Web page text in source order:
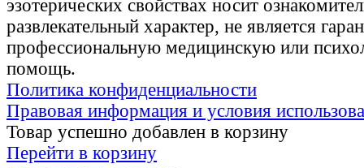
эзотерических свойствах носит
развлекательный характер, не является
профессиональную медицинскую или
помощь.
Политика конфиденциальности
Правовая информация и условия
Товар успешно добавлен в корзину
Перейти в корзину